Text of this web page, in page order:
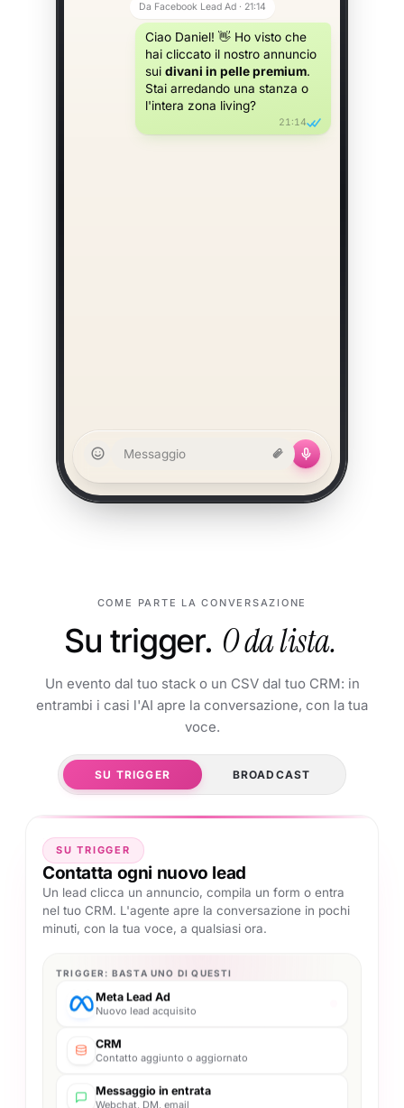
Da Facebook Lead Ad · 21:14
Ciao Daniel! 👋 Ho visto che
hai cliccato il nostro annuncio
sui divani in pelle premium.
Stai arredando una stanza o
l'intera zona living?
21:14
Messaggio
COME PARTE LA CONVERSAZIONE
Su trigger. O da lista.
Un evento dal tuo stack o un CSV dal tuo CRM: in
entrambi i casi l'AI apre la conversazione, con la tua
voce.
SU TRIGGER BROADCAST
SU TRIGGER
Contatta ogni nuovo lead
Un lead clicca un annuncio, compila un form o entra
nel tuo CRM. L'agente apre la conversazione in pochi
minuti, con la tua voce, a qualsiasi ora.
TRIGGER: BASTA UNO DI QUESTI
Meta Lead Ad
Nuovo lead acquisito
CRM
Contatto aggiunto o aggiornato
Messaggio in entrata
Webchat, DM, email